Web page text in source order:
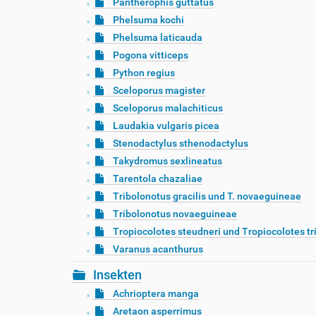
Phelsuma kochi
Phelsuma laticauda
Pogona vitticeps
Python regius
Sceloporus magister
Sceloporus malachiticus
Laudakia vulgaris picea
Stenodactylus sthenodactylus
Takydromus sexlineatus
Tarentola chazaliae
Tribolonotus gracilis und T. novaeguineae
Tribolonotus novaeguineae
Tropiocolotes steudneri und Tropiocolotes
Varanus acanthurus
Insekten
Achrioptera manga
Aretaon asperrimus